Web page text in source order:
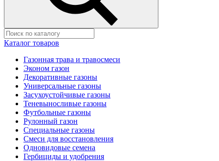
Каталог товаров
Газонная трава и травосмеси
Эконом газон
Декоративные газоны
Универсальные газоны
Засухоустойчивые газоны
Теневыносливые газоны
Футбольные газоны
Рулонный газон
Специальные газоны
Смеси для восстановления
Одновидовые семена
Гербициды и удобрения